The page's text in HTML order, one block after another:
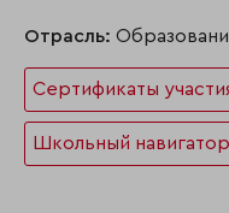
Отрасль:
Сертификаты
Школьный